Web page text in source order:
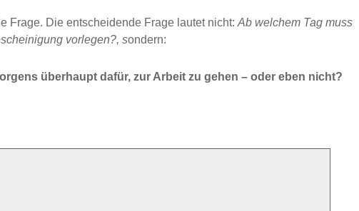
Frage. Die entscheidende Frage lautet nicht: Ab welchem Tag muss
vorlegen?, sondern:
überhaupt dafür, zur Arbeit zu gehen – oder eben nicht?